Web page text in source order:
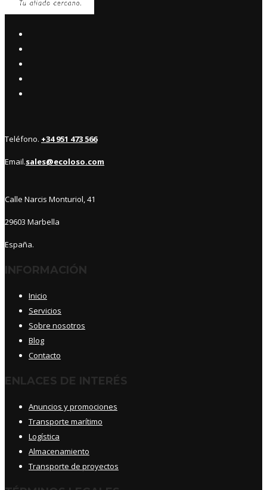
Teléfono. +34 951 473 566
Email.sales@ecoloso.com
Calle Narcis Monturiol, 41
29603 Marbella
España.
INFORMACIÓN
Inicio
Servicios
Sobre nosotros
Blog
Contacto
ENLACES DE INTERÉS
Anuncios y promociones
Transporte marítimo
Logística
Almacenamiento
Transporte de proyectos